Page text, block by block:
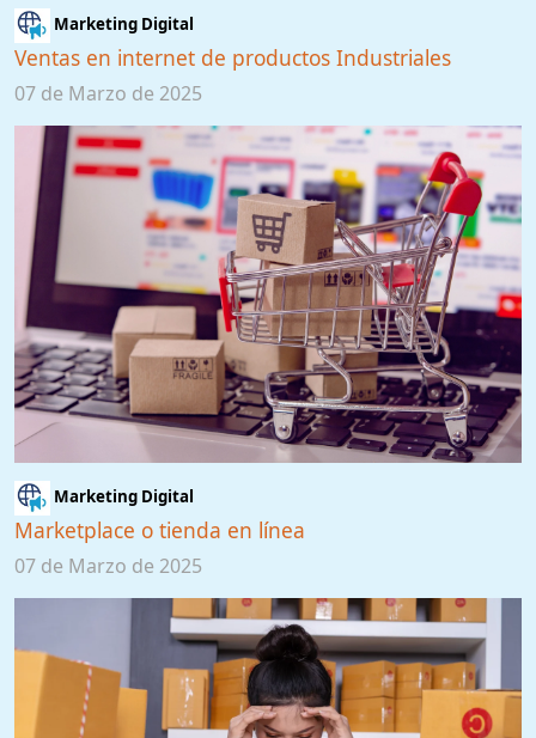
Marketing Digital
Ventas en internet de productos Industriales
07 de Marzo de 2025
Marketing Digital
Marketplace o tienda en línea
07 de Marzo de 2025